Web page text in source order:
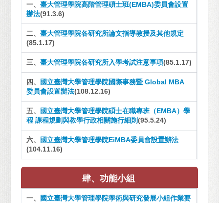
一、臺大管理學院高階管理碩士班(EMBA)委員會設置
辦法(91.3.6)
二、臺大管理學院各研究所論文指導教授及其他規定
(85.1.17)
三、臺大管理學院各研究所入學考試注意事項(85.1.17)
四、 國立臺灣大學管理學院國際事務暨 Global MBA
委員會設置辦法(108.12.16)
五、 國立臺灣大學管理學院碩士在職專班（EMBA）學
程 課程規劃與教學行政相關施行細則(95.5.24)
六、 國立臺灣大學管理學院EiMBA委員會設置辦法
(104.11.16)
肆、功能小組
一、 國立臺灣大學管理學院學術與研究發展小組作業要